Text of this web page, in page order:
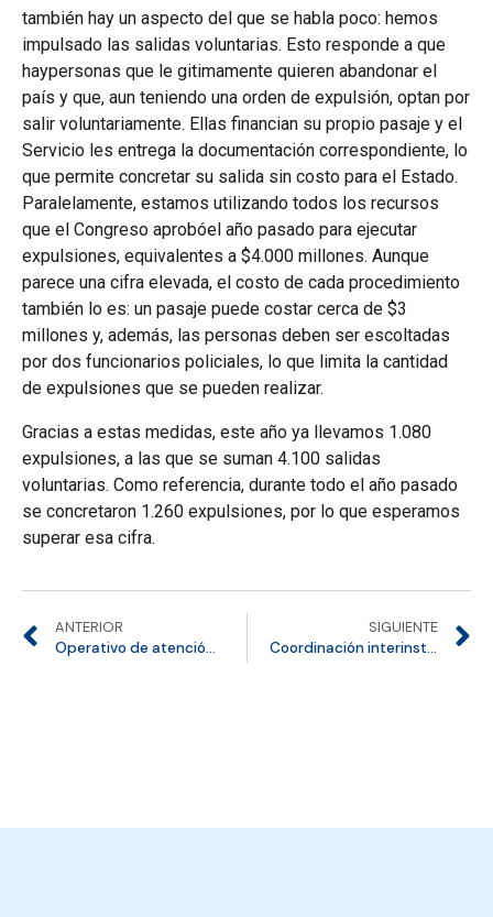
también hay un aspecto del que se habla poco: hemos
impulsado las salidas voluntarias. Esto responde a que
haypersonas que le gitimamente quieren abandonar el
país y que, aun teniendo una orden de expulsión, optan por
salir voluntariamente. Ellas financian su propio pasaje y el
Servicio les entrega la documentación correspondiente, lo
que permite concretar su salida sin costo para el Estado.
Paralelamente, estamos utilizando todos los recursos
que el Congreso aprobóel año pasado para ejecutar
expulsiones, equivalentes a $4.000 millones. Aunque
parece una cifra elevada, el costo de cada procedimiento
también lo es: un pasaje puede costar cerca de $3
millones y, además, las personas deben ser escoltadas
por dos funcionarios policiales, lo que limita la cantidad
de expulsiones que se pueden realizar.
Gracias a estas medidas, este año ya llevamos 1.080
expulsiones, a las que se suman 4.100 salidas
voluntarias. Como referencia, durante todo el año pasado
se concretaron 1.260 expulsiones, por lo que esperamos
superar esa cifra.
ANTERIOR
Operativo de atención niñez migrante en Villarrica
SIGUIENTE
Coordinación interinstitucional para proteger a la niñez migrante: SERMIG capacita a autoridades sobre nuevas exigencias de ingreso